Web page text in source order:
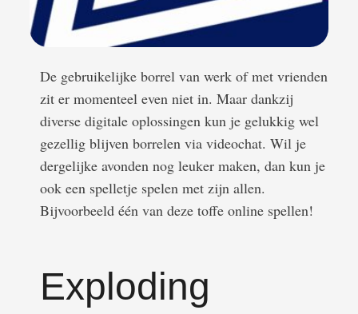
De gebruikelijke borrel van werk of met vrienden
zit er momenteel even niet in. Maar dankzij
diverse digitale oplossingen kun je gelukkig wel
gezellig blijven borrelen via videochat. Wil je
dergelijke avonden nog leuker maken, dan kun je
ook een spelletje spelen met zijn allen.
Bijvoorbeeld één van deze toffe online spellen!
Exploding